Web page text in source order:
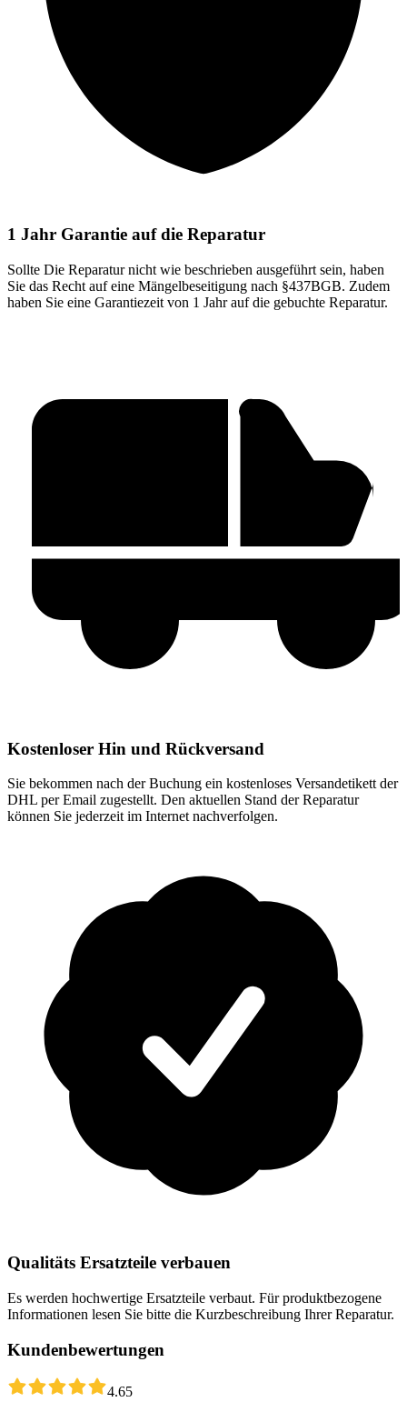
1 Jahr Garantie auf die Reparatur
Sollte Die Reparatur nicht wie beschrieben ausgeführt sein, haben
Sie das Recht auf eine Mängelbeseitigung nach §437BGB. Zudem
haben Sie eine Garantiezeit von 1 Jahr auf die gebuchte Reparatur.
Kostenloser Hin und Rückversand
Sie bekommen nach der Buchung ein kostenloses Versandetikett der
DHL per Email zugestellt. Den aktuellen Stand der Reparatur
können Sie jederzeit im Internet nachverfolgen.
Qualitäts Ersatzteile verbauen
Es werden hochwertige Ersatzteile verbaut. Für produktbezogene
Informationen lesen Sie bitte die Kurzbeschreibung Ihrer Reparatur.
Kundenbewertungen
4.65